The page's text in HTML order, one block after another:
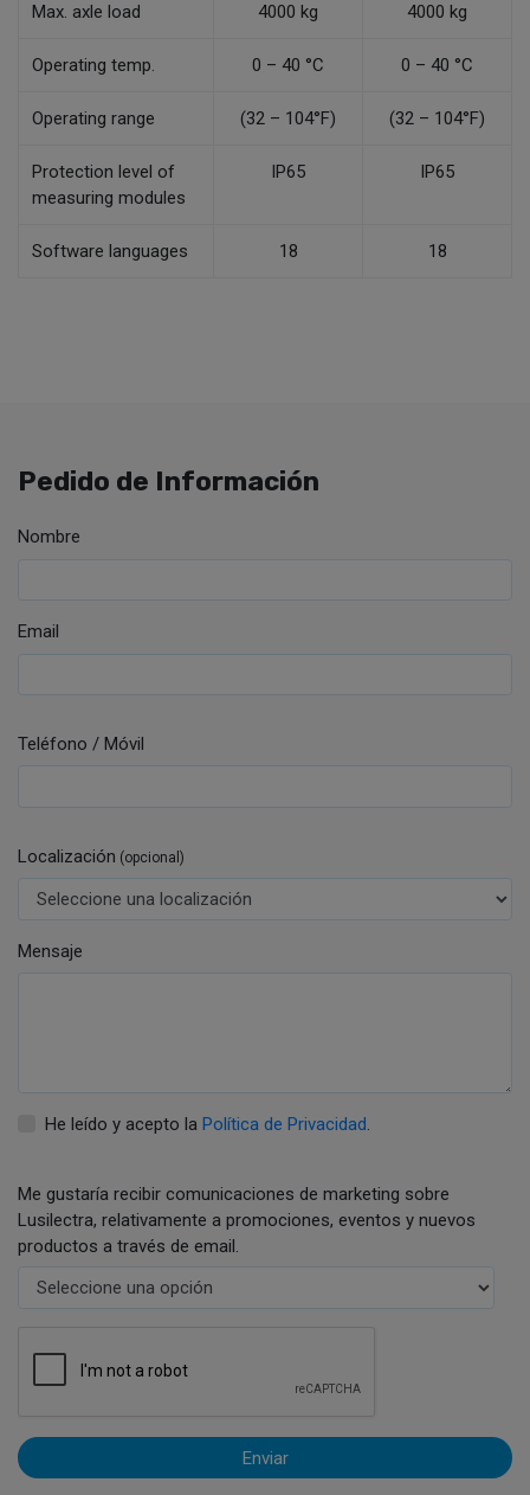
Max. axle load 4000 kg 4000 kg
Operating temp. 0 – 40 °C 0 – 40 °C
Operating range (32 – 104°F) (32 – 104°F)
Protection level of
measuring modules
IP65 IP65
Software languages 18 18
Pedido de Información
Nombre
Email
Teléfono / Móvil
Localización (opcional)
Mensaje
He leído y acepto la Política de Privacidad
Me gustaría recibir comunicaciones de marketing sobre
Lusilectra, relativamente a promociones, eventos y nuevos
productos a través de email.
Enviar